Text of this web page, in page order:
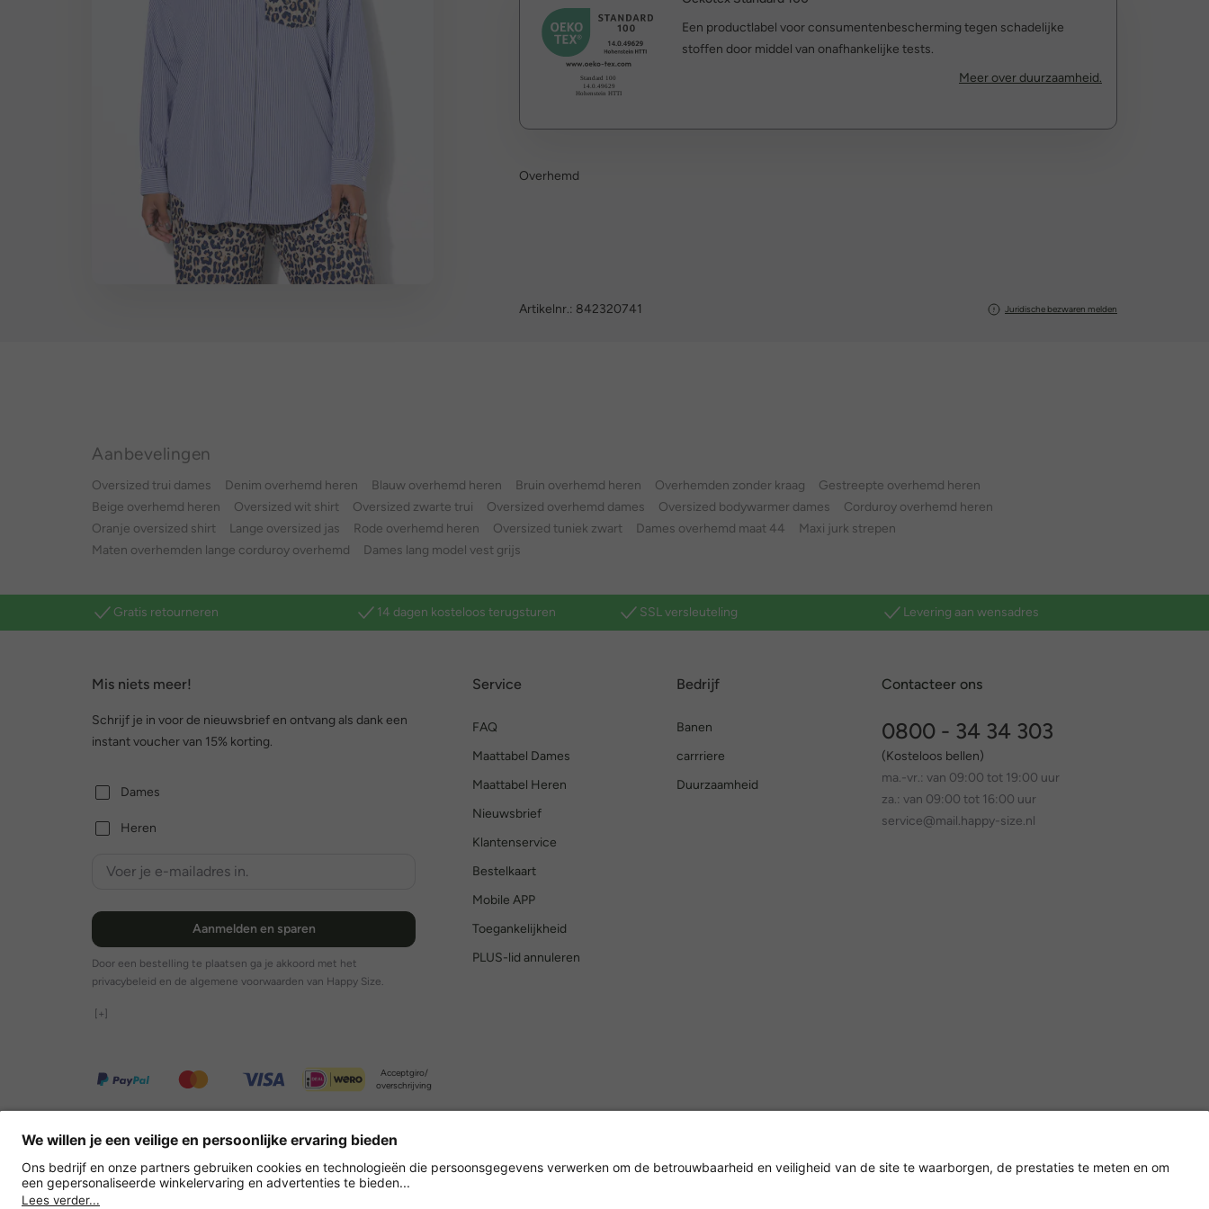
Een productlabel voor consumentenbescherming tegen schadelijke
stoffen door middel van onafhankelijke tests.
Meer over duurzaamheid.
Overhemd
Artikelnr.: 842320741 Juridische bezwaren melden
Aanbevelingen
Oversized trui dames Denim overhemd heren Blauw overhemd heren Bruin overhemd heren Overhemden zonder kraag
Gestreepte overhemd heren
Beige overhemd heren
Oversized wit shirt Oversized zwarte trui Oversized overhemd dames Oversized bodywarmer dames
Corduroy overhemd heren
Oranje oversized shirt
Lange oversized jas Rode overhemd heren Oversized tuniek zwart Dames overhemd maat 44
Maxi jurk strepen
Maten overhemden lange corduroy overhemd
Dames lang model vest grijs
Gratis retourneren 14 dagen kosteloos terugsturen SSL versleuteling Levering aan wensadres
Mis niets meer!
Schrijf je in voor de nieuwsbrief en ontvang als dank een
instant voucher van 15% korting.
Dames
Heren
Aanmelden en sparen
Door een bestelling te plaatsen ga je akkoord met het
privacybeleid en de algemene voorwaarden van Happy Size.
[+]
Service
FAQ
Maattabel Dames
Maattabel Heren
Nieuwsbrief
Klantenservice
Bestelkaart
Mobile APP
Toegankelijkheid
PLUS-lid annuleren
Bedrijf
Banen
carrriere
Duurzaamheid
Contacteer ons
0800 - 34 34 303
(Kosteloos bellen)
ma.-vr.: van 09:00 tot 19:00 uur
za.: van 09:00 tot 16:00 uur
service@mail.happy-size.nl
Acceptgiro/
overschrijving
Overige webwinkels
Nederland
Versleuteling met